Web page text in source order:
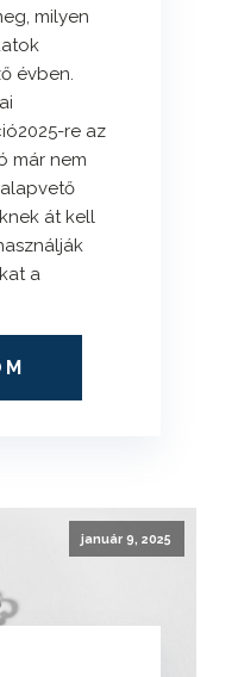
milyen
évben.
re az
már nem
át kell
a
január 9, 2025